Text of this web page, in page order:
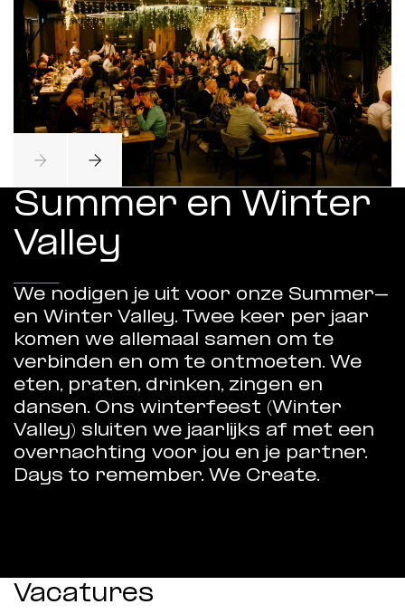
Summer en Winter
Valley
We nodigen je uit voor onze Summer-
en Winter Valley. Twee keer per jaar
komen we allemaal samen om te
verbinden en om te ontmoeten. We
eten, praten, drinken, zingen en
dansen. Ons winterfeest (Winter
Valley) sluiten we jaarlijks af met een
overnachting voor jou en je partner.
Days to remember. We Create.
Vacatures